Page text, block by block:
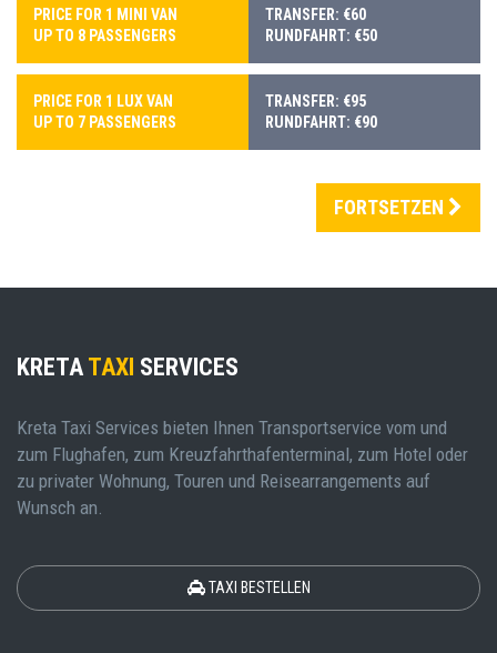
PRICE FOR 1 MINI VAN
UP TO 8 PASSENGERS
TRANSFER: €60
RUNDFAHRT: €50
PRICE FOR 1 LUX VAN
UP TO 7 PASSENGERS
TRANSFER: €95
RUNDFAHRT: €90
FORTSETZEN
KRETA TAXI SERVICES
Kreta Taxi Services bieten Ihnen Transportservice vom und
zum Flughafen, zum Kreuzfahrthafenterminal, zum Hotel oder
zu privater Wohnung, Touren und Reisearrangements auf
Wunsch an.
TAXI BESTELLEN